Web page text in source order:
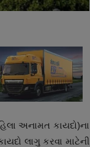
અનામત કાયદો)ના
લાગુ કરવા માટેની